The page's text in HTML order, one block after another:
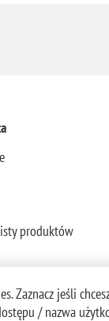
produktów
Zaznacz jeśli
/ nazwa